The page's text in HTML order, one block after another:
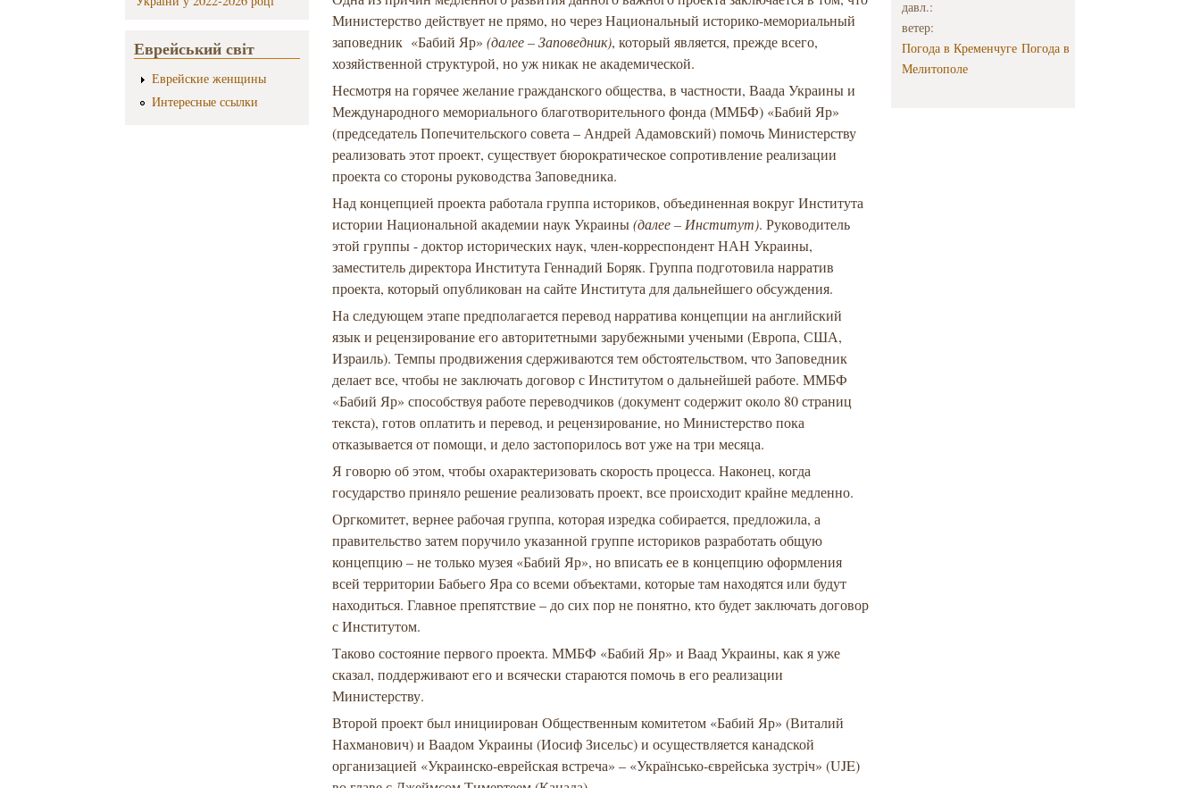
Еврейський світ
Еврейские женщины
Интересные ссылки
Министерство действует не прямо, но через Национальный историко-мемориальный
заповедник «Бабий Яр»(далее – Заповедник), который является, прежде всего,
хозяйственной структурой, но уж никак не академической.
Несмотря на горячее желание гражданского общества, в частности, Ваада Украины и
Международного мемориального благотворительного фонда (ММБФ) «Бабий Яр»
(председатель Попечительского совета – Андрей Адамовский) помочь Министерству
реализовать этот проект, существует бюрократическое сопротивление реализации
проекта со стороны руководства Заповедника.
Над концепцией проекта работала группа историков, объединенная вокруг Института
истории Национальной академии наук Украины(далее – Институт). Руководитель
этой группы - доктор исторических наук, член-корреспондент НАН Украины,
заместитель директора Института Геннадий Боряк. Группа подготовила нарратив
проекта, который опубликован на сайте Института для дальнейшего обсуждения.
На следующем этапе предполагается перевод нарратива концепции на английский
язык и рецензирование его авторитетными зарубежными учеными (Европа, США,
Израиль). Темпы продвижения сдерживаются тем обстоятельством, что Заповедник
делает все, чтобы не заключать договор с Институтом о дальнейшей работе. ММБФ
«Бабий Яр» способствуя работе переводчиков (документ содержит около 80 страниц
текста), готов оплатить и перевод, и рецензирование, но Министерство пока
отказывается от помощи, и дело застопорилось вот уже на три месяца.
Я говорю об этом, чтобы охарактеризовать скорость процесса. Наконец, когда
государство приняло решение реализовать проект, все происходит крайне медленно.
Оргкомитет, вернее рабочая группа, которая изредка собирается, предложила, а
правительство затем поручило указанной группе историков разработать общую
концепцию – не только музея «Бабий Яр», но вписать ее в концепцию оформления
всей территории Бабьего Яра со всеми объектами, которые там находятся или будут
находиться. Главное препятствие – до сих пор не понятно, кто будет заключать договор
с Институтом.
Таково состояние первого проекта. ММБФ «Бабий Яр» и Ваад Украины, как я уже
сказал, поддерживают его и всячески стараются помочь в его реализации
Министерству.
Второй проект был инициирован Общественным комитетом «Бабий Яр» (Виталий
Нахманович) и Ваадом Украины (Иосиф Зисельс) и осуществляется канадской
организацией «Украинско-еврейская встреча» – «Українсько-єврейська зустріч» (UJE)
давл.:
ветер:
Погода в Кременчуге Погода в
Мелитополе